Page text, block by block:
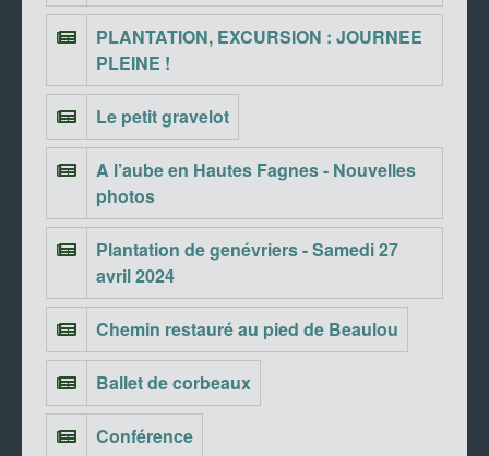
PLANTATION, EXCURSION : JOURNEE
PLEINE !
Le petit gravelot
A l’aube en Hautes Fagnes - Nouvelles
photos
Plantation de genévriers - Samedi 27
avril 2024
Chemin restauré au pied de Beaulou
Ballet de corbeaux
Conférence